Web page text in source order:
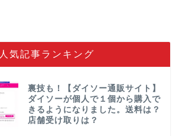
人気記事ランキング
裏技も！【ダイソー通販サイト】
ダイソーが個人で１個から購入で
きるようになりました。送料は？
店舗受け取りは？